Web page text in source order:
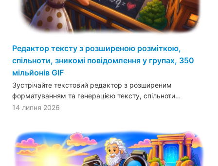
Редактор тексту з розширеною розміткою,
спільноти, зникомі повідомлення у групах, 350
мільйонів GIF
Зустрічайте текстовий редактор з розширеним
форматуванням та генерацією тексту, спільноти…
14 липня 2026